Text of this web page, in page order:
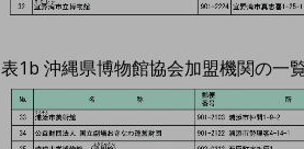
表1b 沖縄県博物館協会加盟機関の一